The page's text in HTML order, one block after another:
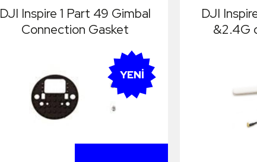
DJI Inspire 1 Part 49 Gimbal
Connection Gasket
YENI
DJI
&2.4G